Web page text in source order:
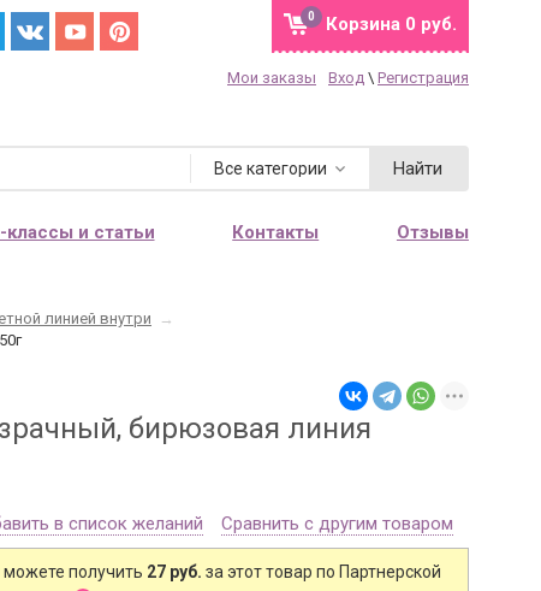
Корзина 0 руб.
0
Мои заказы Вход \ Регистрация
Все категории Найти
классы и статьи Контакты Отзывы
линией внутри
→
бирюзовая линия
в список желаний Сравнить с другим товаром
можете получить 27 руб. за этот товар по Партнерской